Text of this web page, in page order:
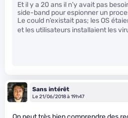
Et il y a 20 ans il n’y avait pas
side-band pour espionner un
Le could n’existait pas; les OS
et les utilisateurs installaient les
Sans intérêt
Le 21/06/2018 à 19h47